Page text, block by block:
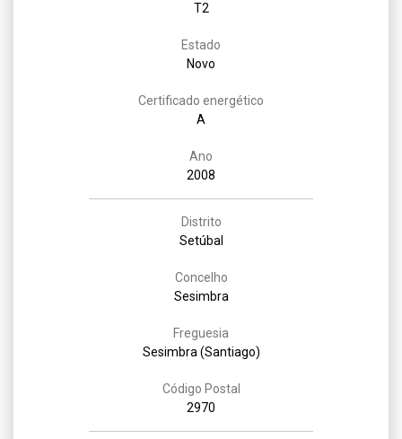
T2
Estado
Novo
Certificado energético
A
Ano
2008
Distrito
Setúbal
Concelho
Sesimbra
Freguesia
Sesimbra (Santiago)
Código Postal
2970